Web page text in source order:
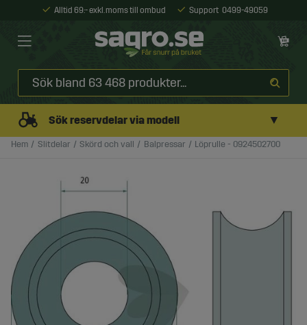
Alltid 69:- exkl. moms till ombud Support 0499-49059
Sök reservdelar via modell ▼
Hem Slitdelar Skörd och vall Balpressar Löprulle - 0924502700